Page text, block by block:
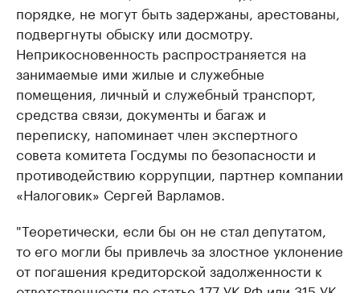
порядке, не могут быть задержаны, арестованы,
подвергнуты обыску или досмотру.
Неприкосновенность распространяется на
занимаемые ими жилые и служебные
помещения, личный и служебный транспорт,
средства связи, документы и багаж и
переписку, напоминает член экспертного
совета комитета Госдумы по безопасности и
противодействию коррупции, партнер компании
«Налоговик» Сергей Варламов.
"Теоретически, если бы он не стал депутатом,
то его могли бы привлечь за злостное уклонение
от погашения кредиторской задолженности к